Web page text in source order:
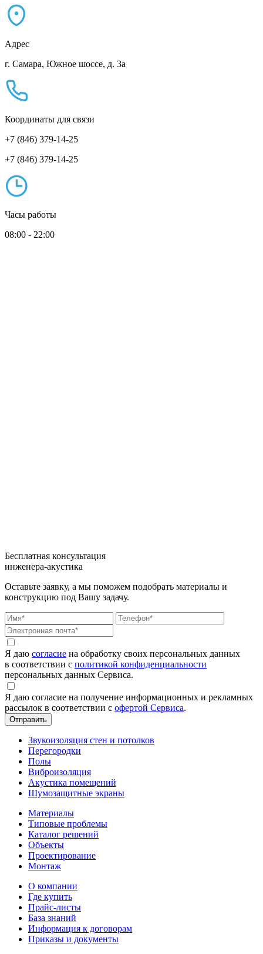
Адрес
г. Самара, Южное шоссе, д. 3а
Координаты для связи
+7 (846) 379-14-25
+7 (846) 379-14-25
Часы работы
08:00 - 22:00
Бесплатная консультация
инженера-акустика
Оставьте заявку, а мы поможем подобрать материалы и
конструкцию под Вашу задачу.
Я даю согласие на обработку своих персональных данных
в соответствии с политикой конфиденциальности
персональных данных Сервиса.
Я даю согласие на получение информационных и рекламных
рассылок в соответствии с офертой Сервиса.
Звукоизоляция стен и потолков
Перегородки
Полы
Виброизоляция
Акустика помещений
Шумозащитные экраны
Материалы
Типовые проблемы
Каталог решений
Объекты
Проектирование
Монтаж
О компании
Где купить
Прайс-листы
База знаний
Информация к договорам
Приказы и документы